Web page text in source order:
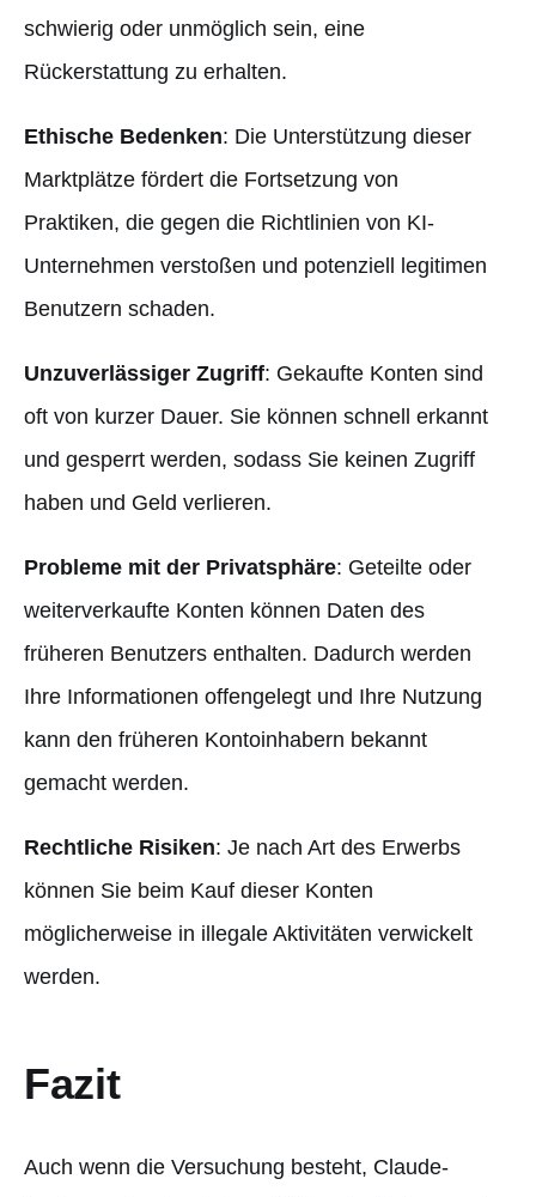
schwierig oder unmöglich sein, eine
Rückerstattung zu erhalten.
Ethische Bedenken: Die Unterstützung dieser
Marktplätze fördert die Fortsetzung von
Praktiken, die gegen die Richtlinien von KI-
Unternehmen verstoßen und potenziell legitimen
Benutzern schaden.
Unzuverlässiger Zugriff: Gekaufte Konten sind
oft von kurzer Dauer. Sie können schnell erkannt
und gesperrt werden, sodass Sie keinen Zugriff
haben und Geld verlieren.
Probleme mit der Privatsphäre: Geteilte oder
weiterverkaufte Konten können Daten des
früheren Benutzers enthalten. Dadurch werden
Ihre Informationen offengelegt und Ihre Nutzung
kann den früheren Kontoinhabern bekannt
gemacht werden.
Rechtliche Risiken: Je nach Art des Erwerbs
können Sie beim Kauf dieser Konten
möglicherweise in illegale Aktivitäten verwickelt
werden.
Fazit
Auch wenn die Versuchung besteht, Claude-